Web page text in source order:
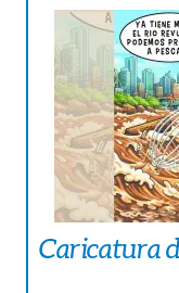
Caricatura